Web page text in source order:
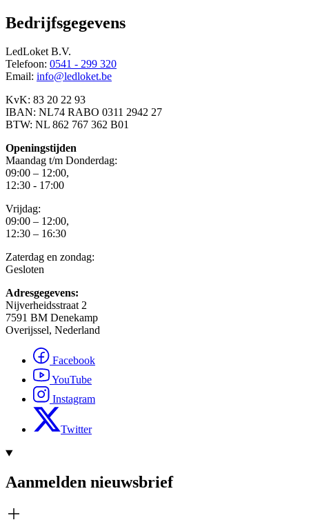
Bedrijfsgegevens
LedLoket B.V.
Telefoon: 0541 - 299 320
Email: info@ledloket.be
KvK: 83 20 22 93
IBAN: NL74 RABO 0311 2942 27
BTW: NL 862 767 362 B01
Openingstijden
Maandag t/m Donderdag:
09:00 – 12:00,
12:30 - 17:00
Vrijdag:
09:00 – 12:00,
12:30 – 16:30
Zaterdag en zondag:
Gesloten
Adresgegevens:
Nijverheidsstraat 2
7591 BM Denekamp
Overijssel, Nederland
Facebook
YouTube
Instagram
Twitter
Aanmelden nieuwsbrief